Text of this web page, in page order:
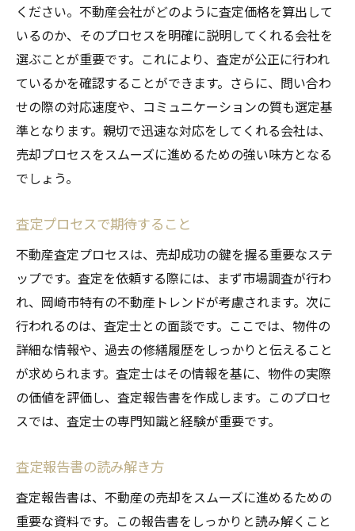
ください。不動産会社がどのように査定価格を算出して
いるのか、そのプロセスを明確に説明してくれる会社を
選ぶことが重要です。これにより、査定が公正に行われ
ているかを確認することができます。さらに、問い合わ
せの際の対応速度や、コミュニケーションの質も選定基
準となります。親切で迅速な対応をしてくれる会社は、
売却プロセスをスムーズに進めるための強い味方となる
でしょう。
査定プロセスで期待すること
不動産査定プロセスは、売却成功の鍵を握る重要なステ
ップです。査定を依頼する際には、まず市場調査が行わ
れ、岡崎市特有の不動産トレンドが考慮されます。次に
行われるのは、査定士との面談です。ここでは、物件の
詳細な情報や、過去の修繕履歴をしっかりと伝えること
が求められます。査定士はその情報を基に、物件の実際
の価値を評価し、査定報告書を作成します。このプロセ
スでは、査定士の専門知識と経験が重要です。
査定報告書の読み解き方
査定報告書は、不動産の売却をスムーズに進めるための
重要な資料です。この報告書をしっかりと読み解くこと